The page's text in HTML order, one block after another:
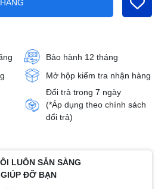
Bảo hành 12 tháng
Mở hộp kiểm tra nhận hàng
Đổi trả trong 7 ngày
(*Áp dụng theo chính sách
đổi trả)
LUÔN SẴN SÀNG
ĐỠ BẠN